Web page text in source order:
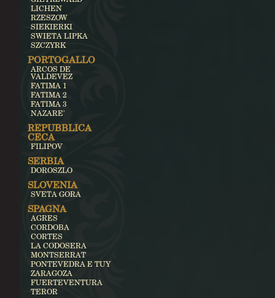
LICHEN
RZESZOW
SIEKIERKI
SWIETA LIPKA
SZCZYRK
PORTOGALLO
ARCOS DE
VALDEVEZ
FATIMA 1
FATIMA 2
FATIMA 3
NAZARE'
REPUBBLICA
CECA
FILIPOV
SERBIA
DOROSZLO
SLOVENIA
SVETA GORA
SPAGNA
AGRES
CORDOBA
CORTES
LA CODOSERA
MONTSERRAT
PONTEVEDRA E TUY
ZARAGOZA
FUERTEVENTURA
TEROR